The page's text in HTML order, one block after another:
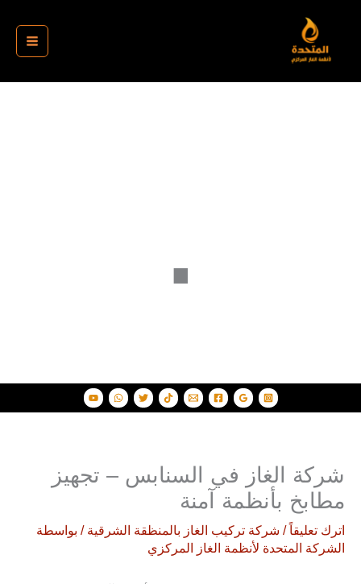
المحتوى
.
شركة الغاز في السنابس – تجهيز
مطابخ بأنظمة آمنة
اترك تعليقاً / شركة تركيب الغاز بالمنظقة الشرقية / بواسطة
الشركة المتحدة لأنظمة الغاز المركزي